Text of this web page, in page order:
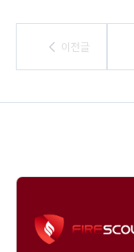
이전글
이전글